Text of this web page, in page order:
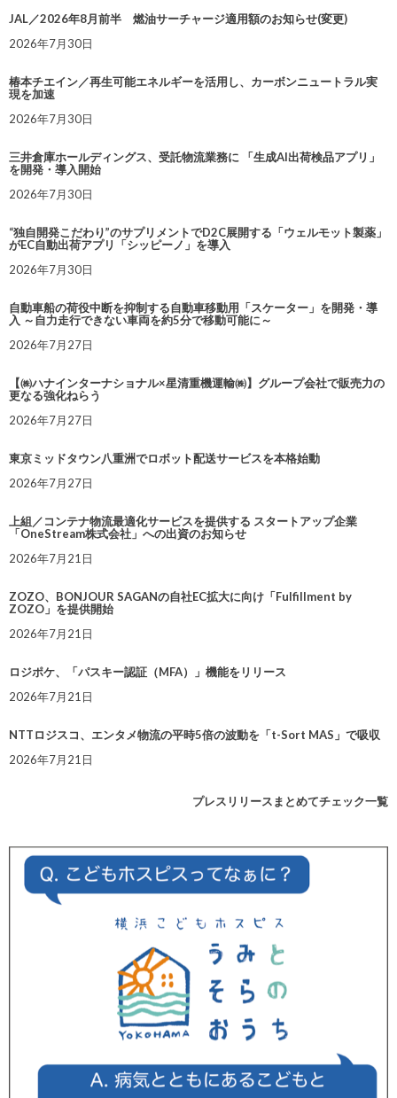
JAL／2026年8月前半 燃油サーチャージ適用額のお知らせ(変更)
2026年7月30日
椿本チエイン／再生可能エネルギーを活用し、カーボンニュートラル実
現を加速
2026年7月30日
三井倉庫ホールディングス、受託物流業務に 「生成AI出荷検品アプリ」
を開発・導入開始
2026年7月30日
“独自開発こだわり”のサプリメントでD2C展開する「ウェルモット製薬」
がEC自動出荷アプリ「シッピーノ」を導入
2026年7月30日
自動車船の荷役中断を抑制する自動車移動用「スケーター」を開発・導
入 ～自力走行できない車両を約5分で移動可能に～
2026年7月27日
【㈱ハナインターナショナル×星清重機運輸㈱】グループ会社で販売力の
更なる強化ねらう
2026年7月27日
東京ミッドタウン八重洲でロボット配送サービスを本格始動
2026年7月27日
上組／コンテナ物流最適化サービスを提供する スタートアップ企業
「OneStream株式会社」への出資のお知らせ
2026年7月21日
ZOZO、BONJOUR SAGANの自社EC拡大に向け「Fulfillment by
ZOZO」を提供開始
2026年7月21日
ロジポケ、「パスキー認証（MFA）」機能をリリース
2026年7月21日
NTTロジスコ、エンタメ物流の平時5倍の波動を「t-Sort MAS」で吸収
2026年7月21日
プレスリリースまとめてチェック一覧